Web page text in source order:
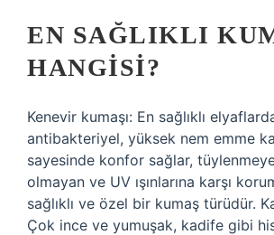
EN SAĞLIKLI
HANGISI?
Kenevir kumaşı: En sağlıklı
antibakteriyel, yüksek nem emme
sayesinde konfor sağlar,
olmayan ve UV ışınlarına karşı
sağlıklı ve özel bir kumaş türüdür.
Çok ince ve yumuşak, kadife gibi